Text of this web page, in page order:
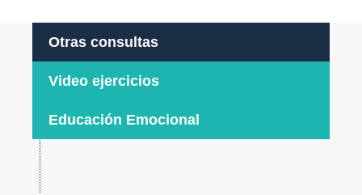
Otras consultas
Video ejercicios
Educación Emocional